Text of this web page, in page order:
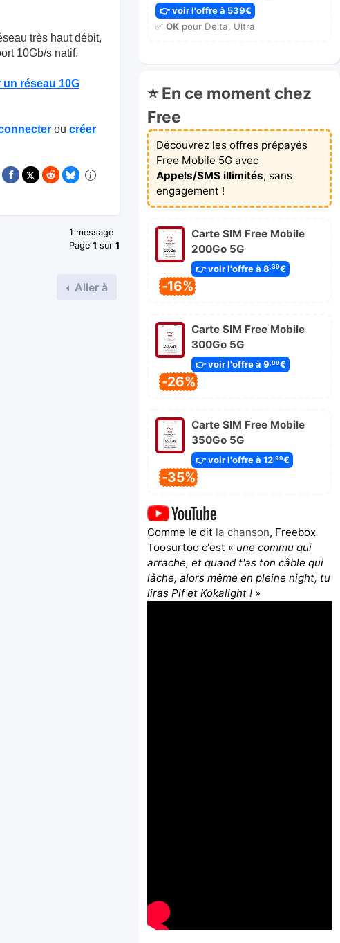
très haut débit,
10Gb/s natif.
un réseau 10G
ou créer
1 message
Page 1 sur 1
Aller à
👉 voir l'offre à 539€
✅ OKpour Delta, Ultra
⭐ En ce moment chez
Free
Découvrez les offres prépayés
Free Mobile 5G avec
Appels/SMS illimités, sans
engagement !
Carte SIM Free Mobile
200Go 5G
👉 voir l'offre à 8,39€
-16%
Carte SIM Free Mobile
300Go 5G
👉 voir l'offre à 9 ,99€
-26%
Carte SIM Free Mobile
350Go 5G
👉 voir l'offre à 12,99€
-35%
Comme le dit la chanson, Freebox
Toosurtoo c'est « une commu qui
arrache, et quand t'as ton câble qui
lâche, alors même en pleine night, tu
liras Pif et Kokalight ! »